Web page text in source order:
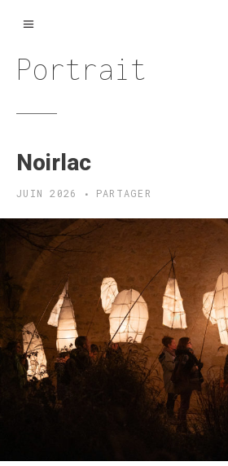
Portrait
Noirlac
JUIN 2026 PARTAGER